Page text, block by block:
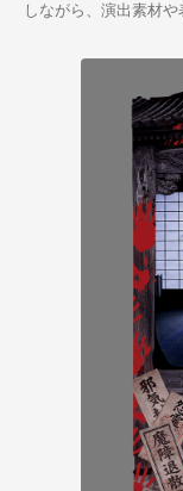
しながら、演出素材